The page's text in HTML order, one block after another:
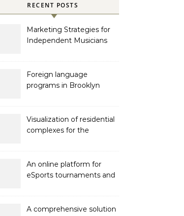
RECENT POSTS
Marketing Strategies for
Independent Musicians
Foreign language
programs in Brooklyn
Visualization of residential
complexes for the
An online platform for
eSports tournaments and
A comprehensive solution